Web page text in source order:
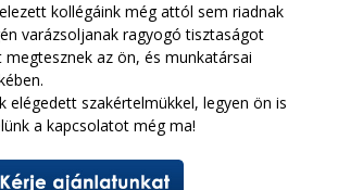
kollégáink még attól sem riadnak
varázsoljanak ragyogó tisztaságot
az ön, és munkatársai
elégedett szakértelmükkel, legyen ön is
a kapcsolatot még ma!